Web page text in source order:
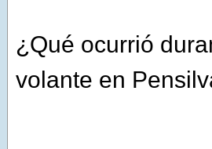
¿Qué ocurrió
volante en